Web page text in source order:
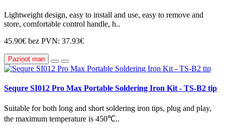
Lightweight design, easy to install and use, easy to remove and
store, comfortable control handle, h..
45.90€ bez PVN: 37.93€
Paziņot man
Sequre SI012 Pro Max Portable Soldering Iron Kit - TS-B2 tip
Suitable for both long and short soldering iron tips, plug and play,
the maximum temperature is 450℃..